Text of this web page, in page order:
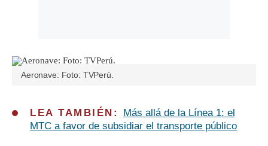
Aeronave: Foto: TVPerú.
LEA TAMBIÉN:
Más allá de la Línea 1: el
MTC a favor de subsidiar el transporte público